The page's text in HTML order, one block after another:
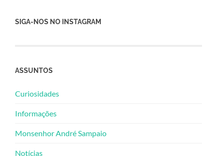
SIGA-NOS NO INSTAGRAM
ASSUNTOS
Curiosidades
Informações
Monsenhor André Sampaio
Notícias